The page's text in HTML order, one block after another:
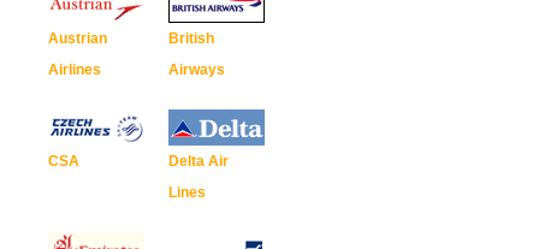
Austrian
Airlines
British
Airways
CSA
Delta Air
Lines